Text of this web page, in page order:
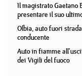
Il magistrato Gaetano
presentare il suo
Olbia, auto fuori
conducente
Auto in fiamme
dei Vigili del fuoco